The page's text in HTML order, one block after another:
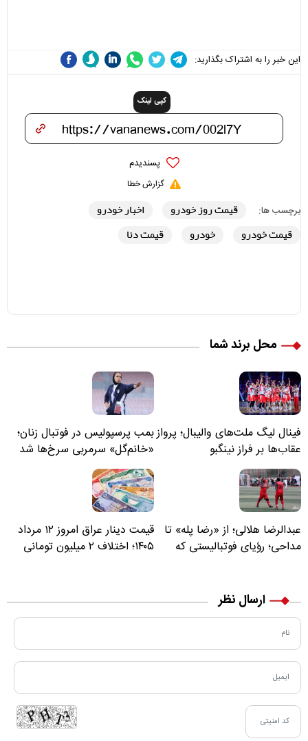
این خبر را به اشتراک بگذارید:
کپی لینک
پسندیدم
گزارش خطا
برچسب ها: قیمت روز خودرو
اخبار خودرو
قیمت خودرو
خودرو قیمت دنا
محل برند شما
فینال لیگ ملت‌های والیبال؛ پرواز
عقاب‌ها بر فراز نینگبو
بمب پرسپولیس در فوتبال زنان؛
«خانم‌گل» سرمربی سرخ‌ها شد
عبدالرضا هلالی؛ از «رضا پله» تا
مداحی؛ رؤیای فوتبالیستی که
قیمت دینار عراق امروز ۱۲ مرداد
۱۴۰۵؛ اختلاف ۲ میلیون تومانی
ارسال نظر